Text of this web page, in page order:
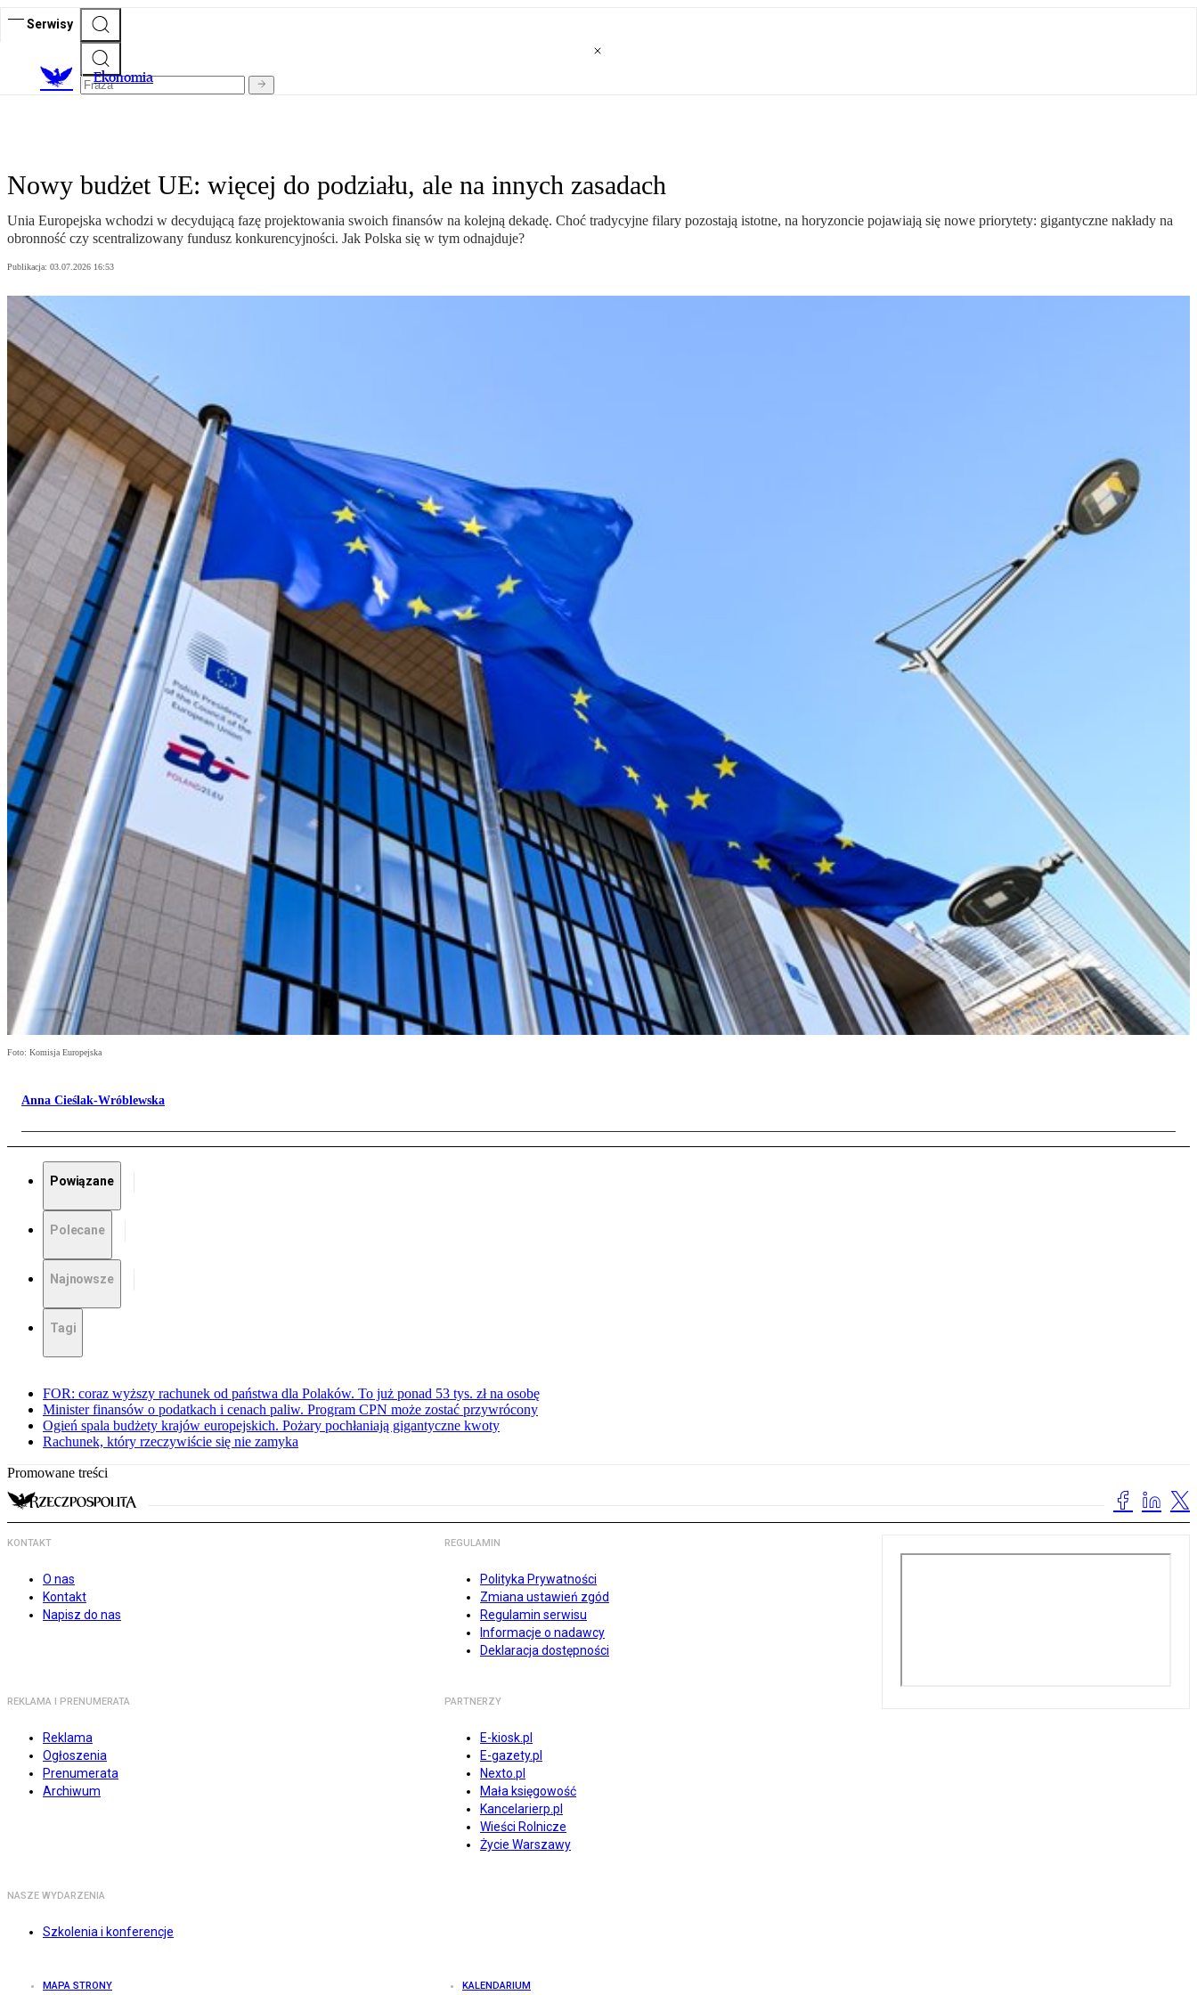
Serwisy
Ekonomia
Nowy budżet UE: więcej do podziału, ale na innych zasadach
Unia Europejska wchodzi w decydującą fazę projektowania swoich finansów na kolejną dekadę. Choć tradycyjne filary pozostają istotne, na horyzoncie pojawiają się nowe priorytety: gigantyczne nakłady na
obronność czy scentralizowany fundusz konkurencyjności. Jak Polska się w tym odnajduje?
Publikacja: 03.07.2026 16:53
Foto: Komisja Europejska
Anna Cieślak-Wróblewska
Powiązane
Polecane
Najnowsze
Tagi
FOR: coraz wyższy rachunek od państwa dla Polaków. To już ponad 53 tys. zł na osobę
Minister finansów o podatkach i cenach paliw. Program CPN może zostać przywrócony
Ogień spala budżety krajów europejskich. Pożary pochłaniają gigantyczne kwoty
Rachunek, który rzeczywiście się nie zamyka
Promowane treści
KONTAKT
O nas
Kontakt
Napisz do nas
REGULAMIN
Polityka Prywatności
Zmiana ustawień zgód
Regulamin serwisu
Informacje o nadawcy
Deklaracja dostępności
REKLAMA I PRENUMERATA
Reklama
Ogłoszenia
Prenumerata
Archiwum
PARTNERZY
E-kiosk.pl
E-gazety.pl
Nexto.pl
Mała księgowość
Kancelarierp.pl
Wieści Rolnicze
Życie Warszawy
NASZE WYDARZENIA
Szkolenia i konferencje
MAPA STRONY KALENDARIUM